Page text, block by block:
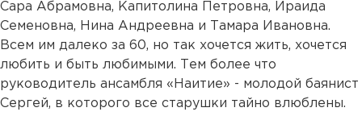
Сара Абрамовна, Капитолина Петровна, Ираида
Семеновна, Нина Андреевна и Тамара Ивановна.
Всем им далеко за 60, но так хочется жить, хочется
любить и быть любимыми. Тем более что
руководитель ансамбля «Наитие» - молодой баянист
Сергей, в которого все старушки тайно влюблены.